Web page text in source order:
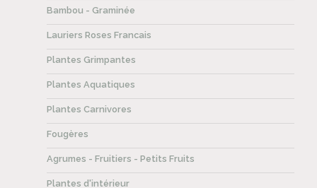
Bambou - Graminée
Lauriers Roses Francais
Plantes Grimpantes
Plantes Aquatiques
Plantes Carnivores
Fougères
Agrumes - Fruitiers - Petits Fruits
Plantes d'intérieur